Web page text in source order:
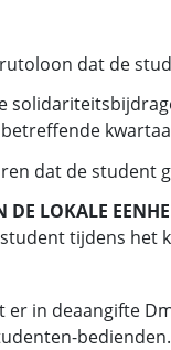
dat de
dat de student
DE LOKALE
tijdens het
er in deaangifte